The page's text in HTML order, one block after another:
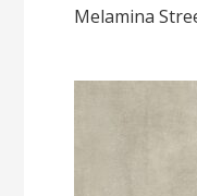
Melamina